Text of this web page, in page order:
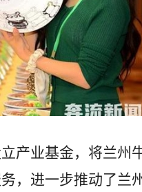
产业基金，将兰州
，进一步推动了兰